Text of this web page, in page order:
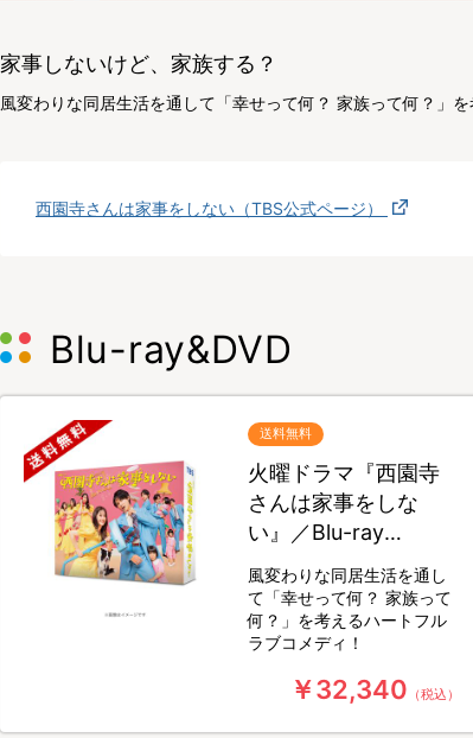
家事しないけど、家族する？
風変わりな同居生活を通して「幸せって何？ 家族って何？」
西園寺さんは家事をしない︎（TBS公式ページ）
Blu-ray&DVD
送料無料
火曜ドラマ『西園寺
さんは家事をしな
い』／Blu-ray
BOX（送料無料・4枚
組）
風変わりな同居生活を通し
て「幸せって何？ 家族って
何？」を考えるハートフル
ラブコメディ！
￥32,340 （税込）